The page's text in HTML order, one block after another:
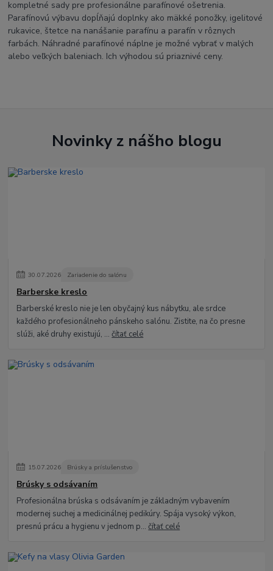
kompletné sady pre profesionálne parafínové ošetrenia.
Parafínovú výbavu dopĺňajú doplnky ako mäkké ponožky, igelitové
rukavice, štetce na nanášanie parafínu a parafín v rôznych
farbách. Náhradné parafínové náplne je možné vybrať v malých
alebo veľkých baleniach. Ich výhodou sú priaznivé ceny.
Novinky z nášho blogu
30.07.2026 Zariadenie do salónu
Barberske kreslo
Barberské kreslo nie je len obyčajný kus nábytku, ale srdce
každého profesionálneho pánskeho salónu. Zistite, na čo presne
slúži, aké druhy existujú, ...čítať celé
15.07.2026 Brúsky a príslušenstvo
Brúsky s odsávaním
Profesionálna brúska s odsávaním je základným vybavením
modernej suchej a medicinálnej pedikúry. Spája vysoký výkon,
presnú prácu a hygienu v jednom p...čítať celé